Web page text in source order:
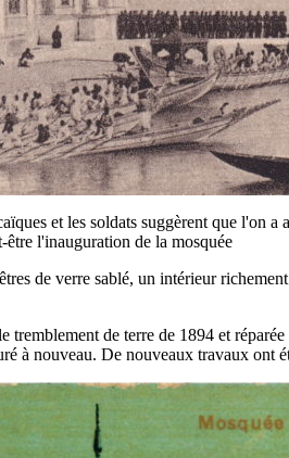
et les soldats suggèrent que l'on a
être l'inauguration de la mosquée
de verre sablé, un intérieur
de terre de 1894 et
à nouveau. De nouveaux travaux ont